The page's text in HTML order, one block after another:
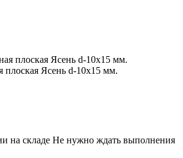
плоская Ясень d-10х15 мм.
на складе Не нужно ждать выполнения